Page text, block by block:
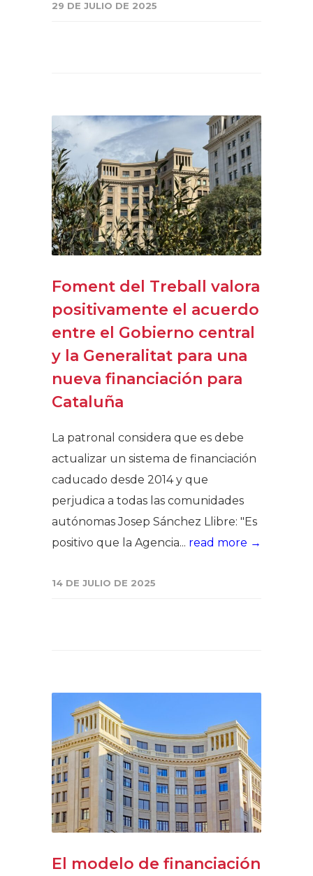
29 DE JULIO DE 2025
Foment del Treball valora
positivamente el acuerdo
entre el Gobierno central
y la Generalitat para una
nueva financiación para
Cataluña
La patronal considera que es debe
actualizar un sistema de financiación
caducado desde 2014 y que
perjudica a todas las comunidades
autónomas Josep Sánchez Llibre: "Es
positivo que la Agencia... read more →
14 DE JULIO DE 2025
El modelo de financiación